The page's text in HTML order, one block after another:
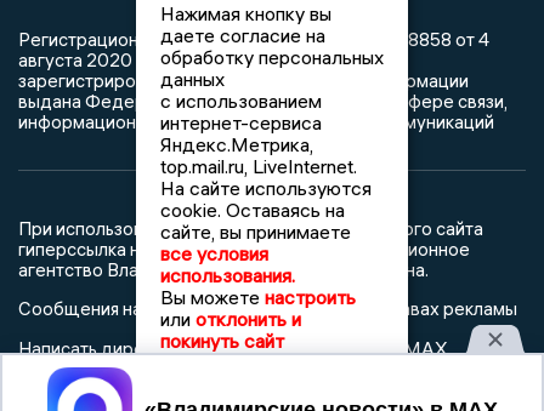
Регистрационный номер: серия Эл № ФС77-78858 от 4
августа 2020 г. согласно выписке из реестра
зарегистрированных средств массовой информации
выдана Федеральной службой по надзору в сфере связи,
информационных технологий и массовых коммуникаций
При использовании любого материала с данного сайта
гиперссылка на Сетевое издание «Информационное
агентство Владимирские новости» обязательна.
Сообщения на сером фоне размещены на правах рекламы
Написать директору в телеграм@mazovилиMAX
Нажимая кнопку вы
даете согласие на
обработку персональных
данных
с использованием
интернет-сервиса
Яндекс.Метрика,
top.mail.ru, LiveInternet.
На сайте используются
cookie. Оставаясь на
сайте, вы принимаете
все условия
использования.
Вы можете настроить
или отклонить и
покинуть сайт
Принять